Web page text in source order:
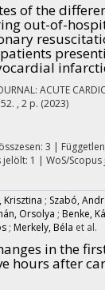
of the
out-of-
ACUTE
, 2 p. (2023)
3 |
1 | WoS/
Krisztina ; Szabó,
Orsolya ; Benke,
; Merkely, Béla et al.
in the
hours after